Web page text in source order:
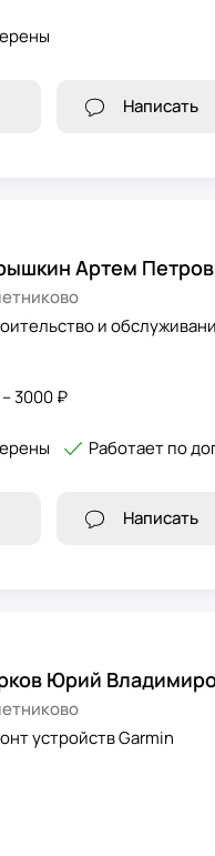
Написать
Артем
и
– 3000 ₽
Работает по
Написать
Юрий
устройств Garmin